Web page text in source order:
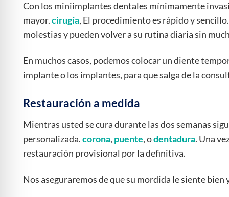
Con los miniimplantes dentales mínimamente
mayor.cirugía, El procedimiento es rápido y
molestias y pueden volver a su rutina diaria sin
En muchos casos, podemos colocar un diente
implante o los implantes, para que salga de la
Restauración a medida
Mientras usted se cura durante las dos semanas
personalizada.corona, puente, odentadura. Una
restauración provisional por la definitiva.
Nos aseguraremos de que su mordida le siente